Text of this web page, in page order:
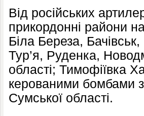
Від російських
прикордонні райони
Біла Береза,
Тур’я, Руденка,
області; Тимофіївка
керованими бомбами
Сумської області.